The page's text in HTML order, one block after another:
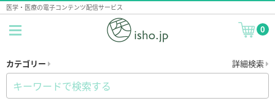
医学・医療の電子コンテンツ配信サービス
0
カテゴリー 詳細検索